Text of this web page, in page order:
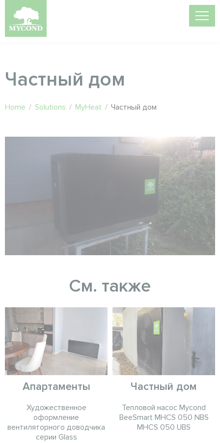
Частный дом
Home / Solutions / MyHeat / Частный дом
См. также
Апартаменты
Художественное
оформление
вентиляторного доводчика
серии Glass
Частный дом
Тепловой насос Mycond
BeeSmart MHCS 050 NBS
MHCS 050 UBS